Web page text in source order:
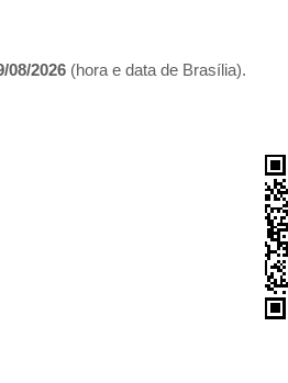
08/2026 (hora e data de Brasília).